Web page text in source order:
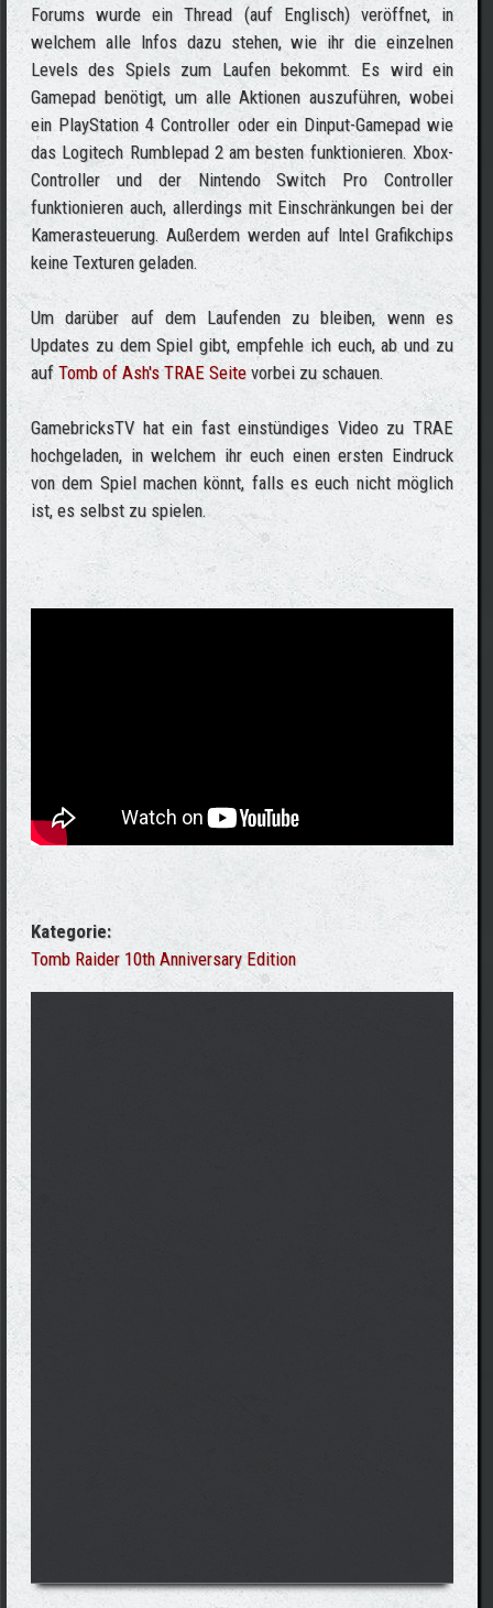
Forums wurde ein Thread (auf Englisch) veröffnet, in
welchem alle Infos dazu stehen, wie ihr die einzelnen
Levels des Spiels zum Laufen bekommt. Es wird ein
Gamepad benötigt, um alle Aktionen auszuführen, wobei
ein PlayStation 4 Controller oder ein Dinput-Gamepad wie
das Logitech Rumblepad 2 am besten funktionieren. Xbox-
Controller und der Nintendo Switch Pro Controller
funktionieren auch, allerdings mit Einschränkungen bei der
Kamerasteuerung. Außerdem werden auf Intel Grafikchips
keine Texturen geladen.
Um darüber auf dem Laufenden zu bleiben, wenn es
Updates zu dem Spiel gibt, empfehle ich euch, ab und zu
aufTomb of Ash's TRAE Seite vorbei zu schauen.
GamebricksTV hat ein fast einstündiges Video zu TRAE
hochgeladen, in welchem ihr euch einen ersten Eindruck
von dem Spiel machen könnt, falls es euch nicht möglich
ist, es selbst zu spielen.
Kategorie:
Tomb Raider 10th Anniversary Edition